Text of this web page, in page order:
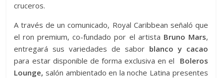
cruceros.
A través de un comunicado, Royal Caribbean señaló que
el ron premium, co-fundado por el artista Bruno Mars,
entregará sus variedades de sabor blanco y cacao
para estar disponible de forma exclusiva en el
Boleros
Lounge, salón ambientado en la noche Latina presentes